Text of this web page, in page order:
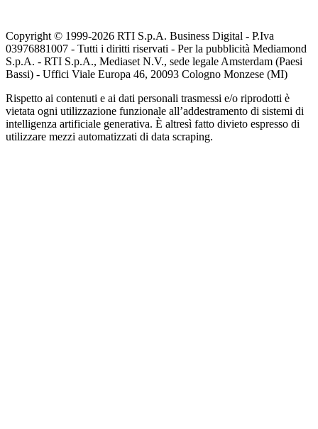
Copyright © 1999-2026 RTI S.p.A. Business Digital - P.Iva
03976881007 - Tutti i diritti riservati - Per la pubblicità Mediamond
S.p.A. - RTI S.p.A., Mediaset N.V., sede legale Amsterdam (Paesi
Bassi) - Uffici Viale Europa 46, 20093 Cologno Monzese (MI)
Rispetto ai contenuti e ai dati personali trasmessi e/o riprodotti è
vietata ogni utilizzazione funzionale all’addestramento di sistemi di
intelligenza artificiale generativa. È altresì fatto divieto espresso di
utilizzare mezzi automatizzati di data scraping.